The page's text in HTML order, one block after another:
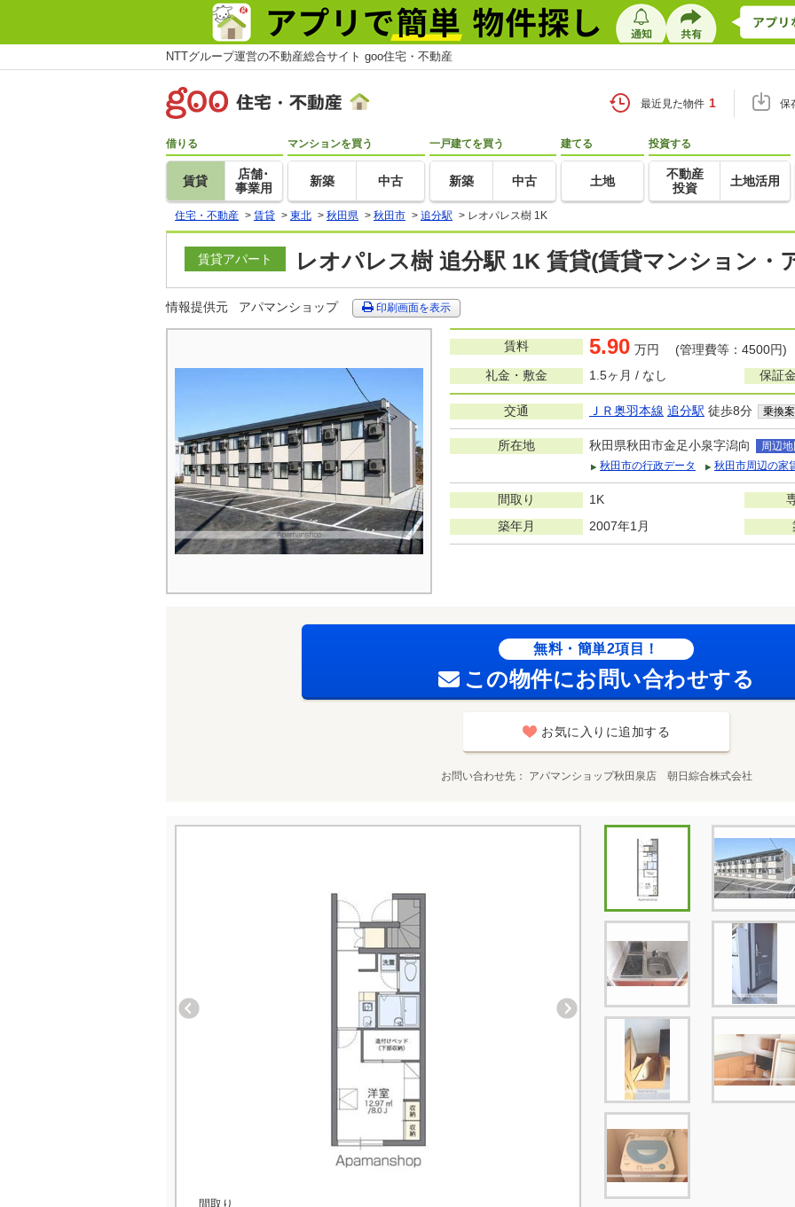
NTTグループ運営の不動産総合サイト goo住宅・不動産
最近見た物件 1 保
借りる
賃貸
店舗･
事業用
マンションを買う
新築 中古
一戸建てを買う
新築 中古
建てる
土地
投資する
不動産
投資
土地活用
住宅・不動産 > 賃貸 > 東北 > 秋田県 > 秋田市 > 追分駅 > レオパレス樹 1K
賃貸アパート レオパレス樹 追分駅 1K 賃貸(賃貸マンション・
情報提供元 アパマンショップ 印刷画面を表示
賃料 5.90 万円 (管理費等：4500円)
礼金・敷金
1.5ヶ月 / なし 保証
交通 ＪＲ奥羽本線 追分駅 徒歩8分 乗換
所在地 秋田県秋田市金足小泉字潟向
周辺地
秋田市の行政データ
秋田市周辺の家
間取り 1K
築年月 2007年1月
無料・簡単2項目！
この物件にお問い合わせする
お気に入りに追加する
お問い合わせ先 アパマンショップ秋田泉店 朝日綜合株式会社
間取り